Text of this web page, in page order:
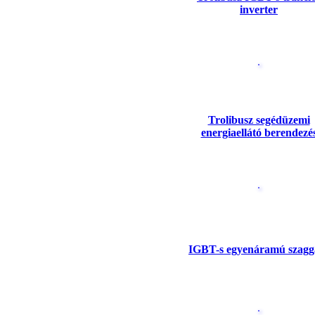
inverter
Trolibusz segédüzemi
energiaellátó
IGBT-s egyenáramú